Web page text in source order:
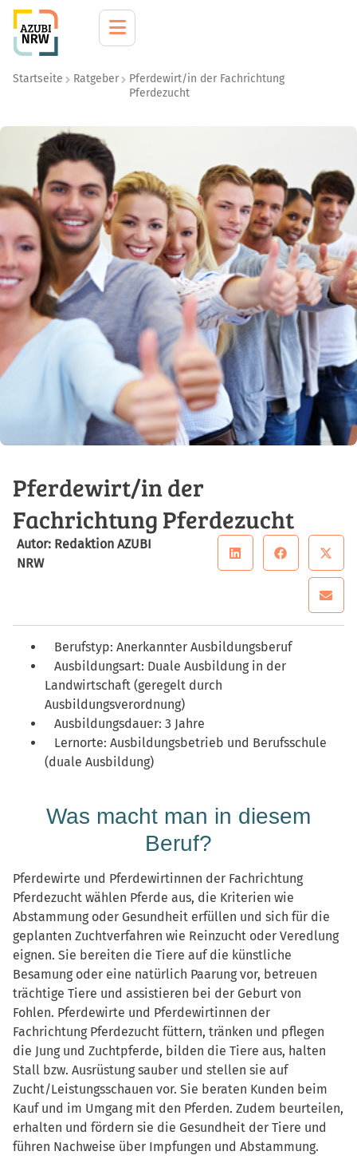
Startseite Ratgeber
Pferdewirt/in der Fachrichtung
Pferdezucht
Pferdewirt/in der
Fachrichtung Pferdezucht
Autor: Redaktion AZUBI
NRW
Berufstyp: Anerkannter Ausbildungsberuf
Ausbildungsart: Duale Ausbildung in der
Landwirtschaft (geregelt durch
Ausbildungsverordnung)
Ausbildungsdauer: 3 Jahre
Lernorte: Ausbildungsbetrieb und Berufsschule
(duale Ausbildung)
Was macht man in diesem
Beruf?
Pferdewirte und Pferdewirtinnen der Fachrichtung
Pferdezucht wählen Pferde aus, die Kriterien wie
Abstammung oder Gesundheit erfüllen und sich für die
geplanten Zuchtverfahren wie Reinzucht oder Veredlung
eignen. Sie bereiten die Tiere auf die künstliche
Besamung oder eine natürlich Paarung vor, betreuen
trächtige Tiere und assistieren bei der Geburt von
Fohlen. Pferdewirte und Pferdewirtinnen der
Fachrichtung Pferdezucht füttern, tränken und pflegen
die Jung­ und Zuchtpferde, bilden die Tiere aus, halten
Stall bzw. Ausrüstung sauber und stellen sie auf
Zucht­/Leistungsschauen vor. Sie beraten Kunden beim
Kauf und im Umgang mit den Pferden. Zudem beurteilen,
erhalten und fördern sie die Gesundheit der Tiere und
führen Nachweise über Impfungen und Abstammung.